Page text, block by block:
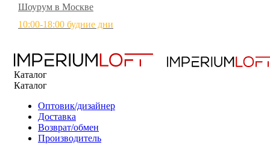
Шоурум в Москве
10:00-18:00 будние дни
Каталог
Каталог
Оптовик/дизайнер
Доставка
Возврат/обмен
Производитель